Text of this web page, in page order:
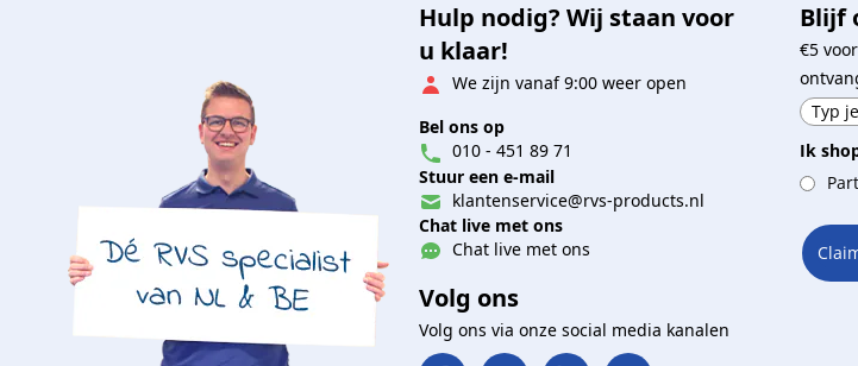
Hulp nodig? Wij staan voor
u klaar!
We zijn vanaf 9:00 weer open
Bel ons op
010 - 451 89 71
Stuur een e-mail
klantenservice@rvs-products.nl
Chat live met ons
Chat live met ons
Volg ons
Volg ons via onze social media kanalen
Blijf
€5
Ik